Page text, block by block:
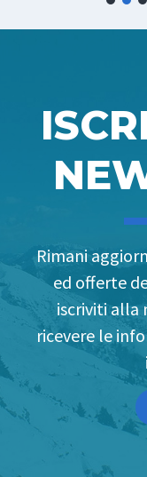
Rimani
ed offerte
iscriviti alla
ricevere le